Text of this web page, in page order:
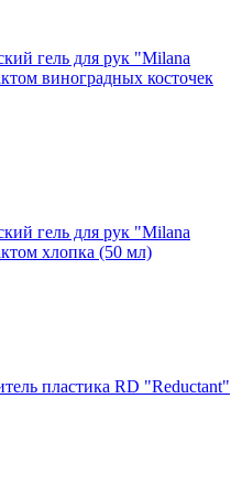
гель для рук "Milanа
виноградных косточек
гель для рук "Milanа
хлопка (50 мл)
пластика RD "Reductant"